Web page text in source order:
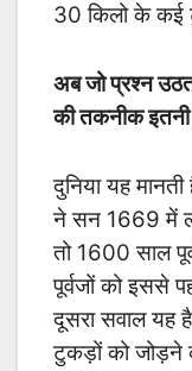
30 किलो के कई
अब जो प्रश्न
की तकनीक
दुनिया यह
ने सन 1669 में
तो 1600 साल
पूर्वजों को इससे
दूसरा सवाल यह
टुकड़ों को जोड़ने